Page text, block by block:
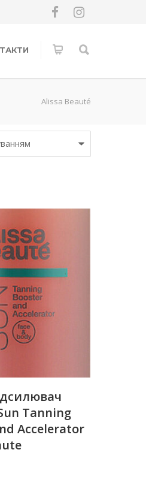
Alissa Beauté
Tanning
Accelerator